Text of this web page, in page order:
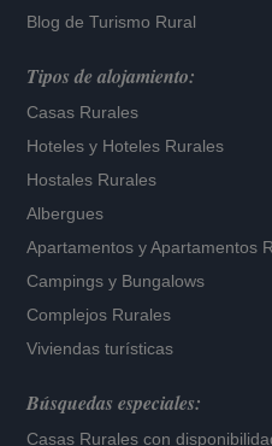
Blog de Turismo Rural
Tipos de alojamiento:
Casas Rurales
Hoteles y Hoteles Rurales
Hostales Rurales
Albergues
Apartamentos yApartamentos
Campings y Bungalows
Complejos Rurales
Viviendas turísticas
Búsquedas especiales:
Casas Rurales con